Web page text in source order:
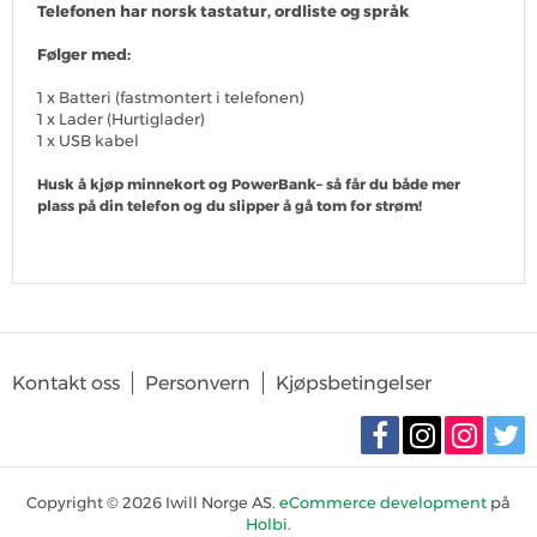
Telefonen har norsk tastatur, ordliste og språk
Følger med:
1 x Batteri (fastmontert i telefonen)
1 x Lader (Hurtiglader)
1 x USB kabel
Husk å kjøp minnekort og PowerBank– så får du både mer
plass på din telefon og du slipper å gå tom for strøm!
SKRIV OMTALE
produktet
Kontakt oss Personvern Kjøpsbetingelser
Copyright © 2026 Iwill Norge AS. eCommerce development på
Holbi.